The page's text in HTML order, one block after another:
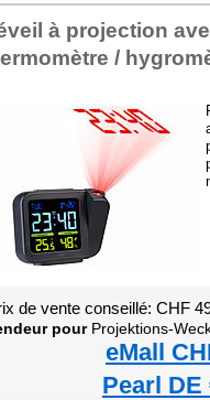
à projection
/
de vente conseillé: CHF
pourProjektions-
eMall
Pearl DE